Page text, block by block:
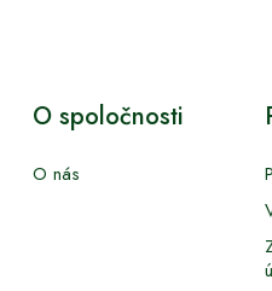
O spoločnosti
O nás